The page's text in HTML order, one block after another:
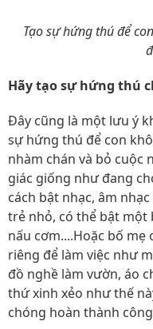
Tạo sự hứng thú để
Hãy tạo sự hứng thú
Đây cũng là một lưu ý
sự hứng thú để con
nhàm chán và bỏ cuộc
giác giống như đang
cách bật nhạc, âm
trẻ nhỏ, có thể bật một
nấu cơm....Hoặc bố
riêng để làm việc như
đồ nghề làm vườn, áo
thứ xinh xẻo như thế
chóng hoàn thành